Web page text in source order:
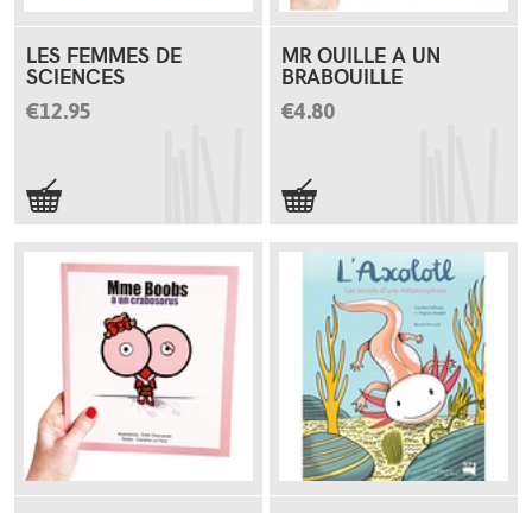
LES FEMMES DE
SCIENCES
€12.95
MR OUILLE A UN
BRABOUILLE
€4.80